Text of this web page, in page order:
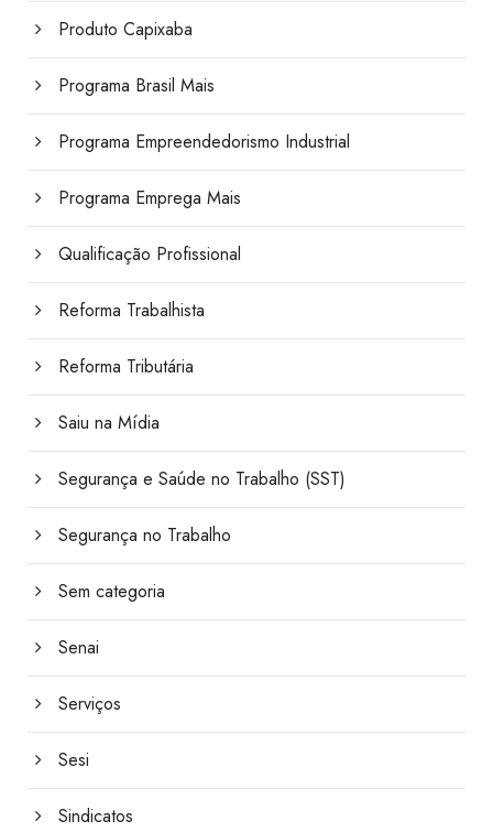
Produto Capixaba
Programa Brasil Mais
Programa Empreendedorismo Industrial
Programa Emprega Mais
Qualificação Profissional
Reforma Trabalhista
Reforma Tributária
Saiu na Mídia
Segurança e Saúde no Trabalho (SST)
Segurança no Trabalho
Sem categoria
Senai
Serviços
Sesi
Sindicatos